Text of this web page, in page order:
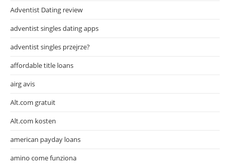
Adventist Dating review
adventist singles dating apps
adventist singles przejrze?
affordable title loans
airg avis
Alt.com gratuit
Alt.com kosten
american payday loans
amino come funziona